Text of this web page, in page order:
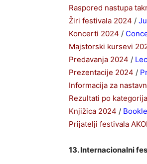
Raspored nastupa
Žiri festivala 2024 /
Koncerti 2024 /
Majstorski kursevi
Predavanja 2024 /
Prezentacije 2024 /
Informacija za
Rezultati po
Knjižica 2024 /
Prijatelji festivala
13. Internacionalni